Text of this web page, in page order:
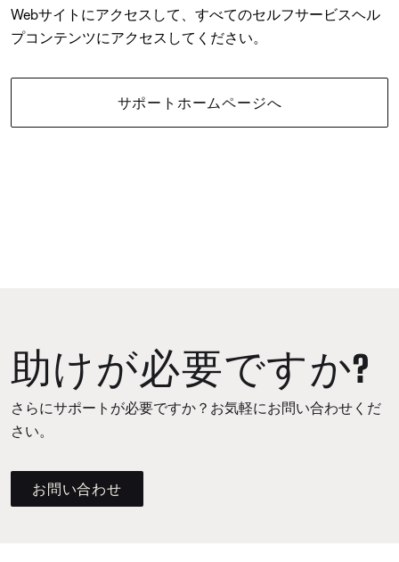
Webサイトにアクセスして、すべてのセルフサービスヘル
プコンテンツにアクセスしてください。
サポートホームページへ
助けが必要ですか?
さらにサポートが必要ですか？お気軽にお問い合わせくだ
さい。
お問い合わせ